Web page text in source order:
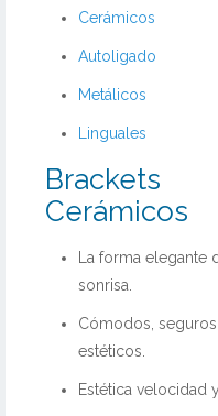
Cerámicos
Autoligado
Metálicos
Linguales
Brackets
Cerámicos
La forma elegante
sonrisa.
Cómodos,
estéticos.
Estética velocidad